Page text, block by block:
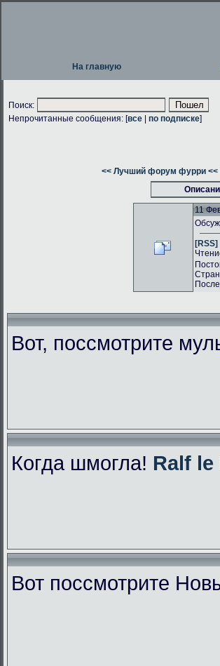
На главную
Поиск:
Непрочитанные сообщения: [все по подписке]
<< Лучший форум фурри
11
[RSS]
Вот, поссмотрите
Когда шмогла! Ralf le
Вот поссмотрите